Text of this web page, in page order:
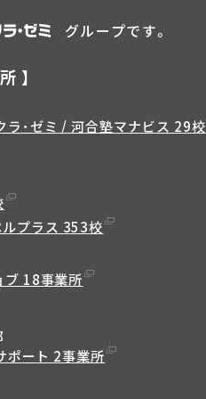
グループです。
】
ラ･ゼミ / 河合塾マナビス 29校
プラス 353校
ブ 18事業所
ポート 2事業所